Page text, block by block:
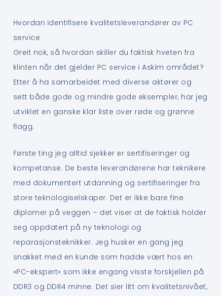
Hvordan identifisere kvalitetsleverandører av PC
service
Greit nok, så hvordan skiller du faktisk hveten fra
klinten når det gjelder PC service i Askim området?
Etter å ha samarbeidet med diverse aktører og
sett både gode og mindre gode eksempler, har jeg
utviklet en ganske klar liste over røde og grønne
flagg.
Første ting jeg alltid sjekker er sertifiseringer og
kompetanse. De beste leverandørene har teknikere
med dokumentert utdanning og sertifiseringer fra
store teknologiselskaper. Det er ikke bare fine
diplomer på veggen – det viser at de faktisk holder
seg oppdatert på ny teknologi og
reparasjonsteknikker. Jeg husker en gang jeg
snakket med en kunde som hadde vært hos en
«PC-ekspert» som ikke engang visste forskjellen på
DDR3 og DDR4 minne. Det sier litt om kvalitetsnivået,